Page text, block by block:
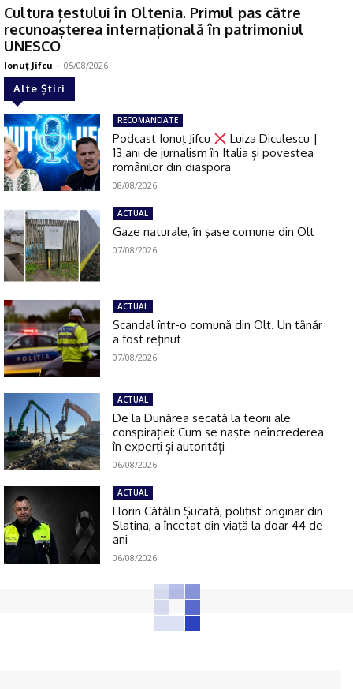
Cultura țestului în Oltenia. Primul pas către
recunoașterea internațională în patrimoniul
UNESCO
Ionuţ Jifcu - 05/08/2026
Alte Știri
RECOMANDATE
Podcast Ionuţ Jifcu
Luiza Diculescu |
13 ani de jurnalism în Italia și povestea
românilor din diaspora
08/08/2026
ACTUAL
Gaze naturale, în şase comune din Olt
07/08/2026
ACTUAL
Scandal într-o comună din Olt. Un tânăr
a fost reţinut
07/08/2026
ACTUAL
De la Dunărea secată la teorii ale
conspirației: Cum se naște neîncrederea
în experți și autorități
06/08/2026
ACTUAL
Florin Cătălin Șucată, poliţist originar din
Slatina, a încetat din viață la doar 44 de
ani
06/08/2026